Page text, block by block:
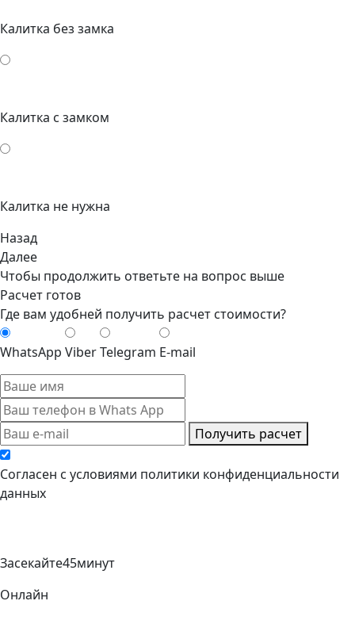
Калитка без замка
Калитка с замком
Калитка не нужна
Назад
Далее
Чтобы продолжить ответьте на вопрос выше
Расчет готов
Где вам удобней получить расчет стоимости?
WhatsApp ViberTelegram E-mail
Получить расчет
Cогласен с условиями политики конфиденциальности
данных
Засекайте45минут
Онлайн